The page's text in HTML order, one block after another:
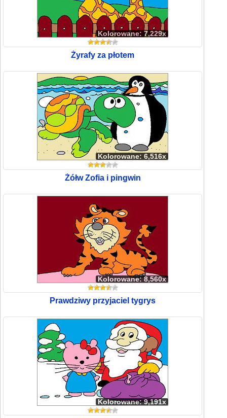
Kolorowane: 7,229x
Żyrafy za płotem
Kolorowane: 6,516x
Żółw Zofia i pingwin
Kolorowane: 8,560x
Prawdziwy przyjaciel tygrys
Kolorowane: 9,191x